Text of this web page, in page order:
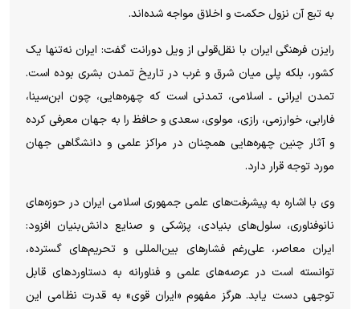
به تبع آن نزول حکمت و اخلاق مواجه شده‌اند.
رایزن فرهنگی ایران با نقل‌قولی از ویل دورانت گفت: ایران نه‌تنها یک
کشور، بلکه پلی میان شرق و غرب در تاریخ تمدن بشری بوده است.
تمدن ایرانی ـ اسلامی، تمدنی است که چهره‌هایی، چون ابن‌سینا،
فارابی، خوارزمی، رازی، مولوی، سعدی و حافظ را به جهان معرفی کرده
و آثار چنین چهره‌هایی همچنان در مراکز علمی و دانشگاهی جهان
مورد توجه قرار دارد.
وی با اشاره به پیشرفت‌های علمی جمهوری اسلامی ایران در حوزه‌های
نانوفناوری، سلول‌های بنیادی، پزشکی و صنایع دانش‌بنیان افزود:
ایران معاصر، علی‌رغم فشار‌های بین‌المللی و تحریم‌های گسترده،
توانسته است در عرصه‌های علمی و فناورانه به دستاورد‌های قابل
توجهی دست یابد. هرگز مفهوم «ایران قوی» به قدرت نظامی این